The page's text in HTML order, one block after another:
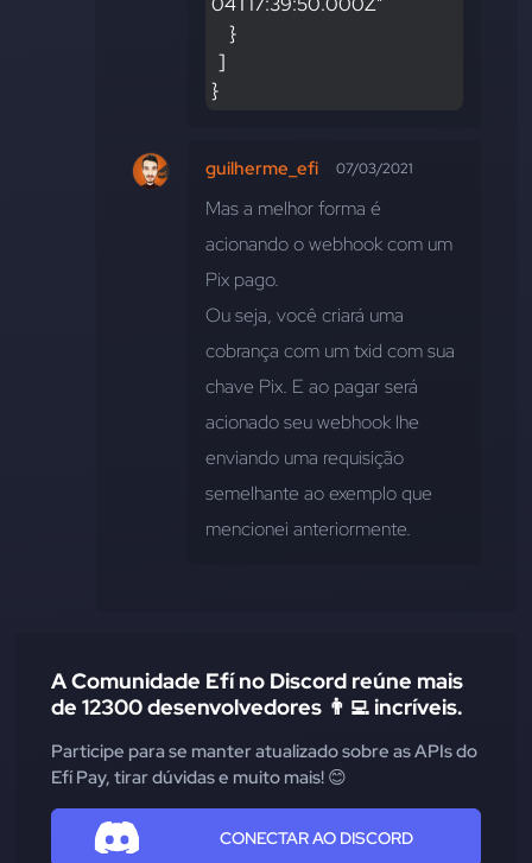
     }
  ]
}
guilherme_efi 07/03/2021
Mas a melhor forma é
acionando o webhook com um
Pix pago.
Ou seja, você criará uma
cobrança com um txid com sua
chave Pix. E ao pagar será
acionado seu webhook lhe
enviando uma requisição
semelhante ao exemplo que
mencionei anteriormente.
A Comunidade Efí no Discord reúne mais
de 12300 desenvolvedores 👨‍💻 incríveis.
Participe para se manter atualizado sobre as APIs do
Efí Pay, tirar dúvidas e muito mais! 😊
CONECTAR AO DISCORD